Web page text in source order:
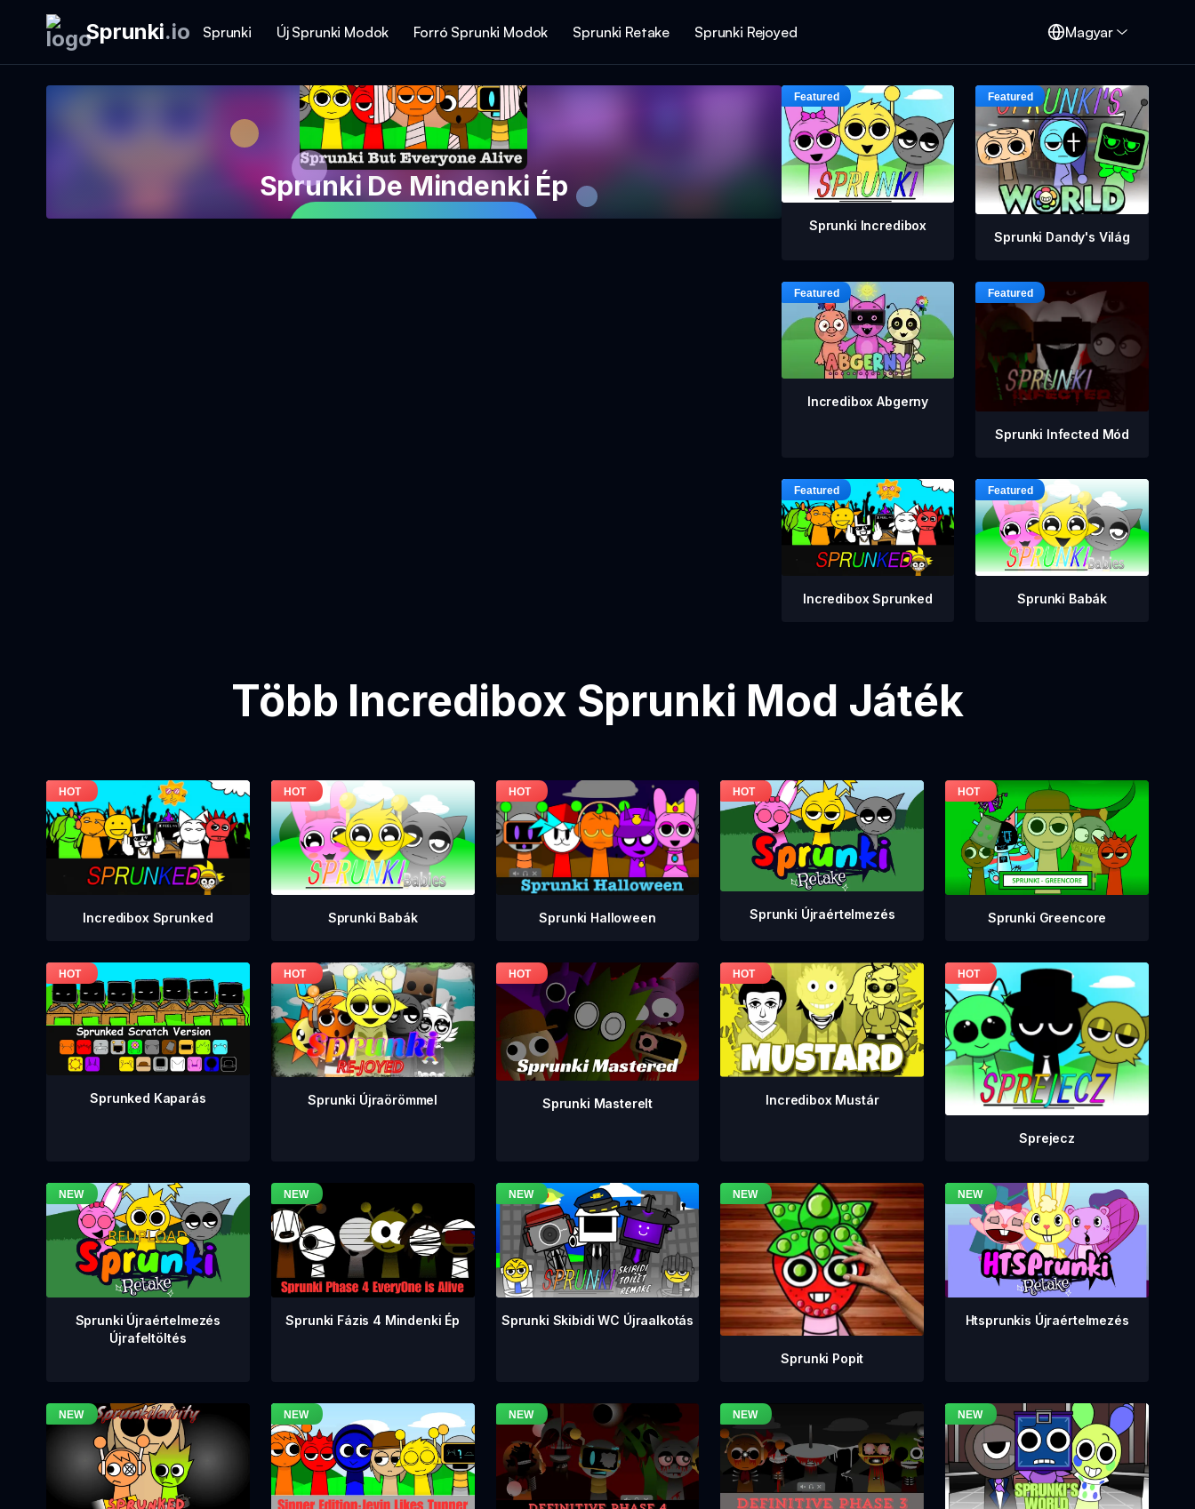
Sprunki.io Sprunki Új Sprunki Modok Forró Sprunki Modok Sprunki Retake Sprunki Rejoyed Magyar
Sprunki De Mindenki Ép
Sprunki Incredibox
Sprunki Dandy's Világ
Incredibox Abgerny
Sprunki Infected Mód
Incredibox Sprunked Sprunki Babák
Több Incredibox Sprunki Mod Játék
Incredibox Sprunked Sprunki Babák Sprunki Halloween Sprunki Újraértelmezés Sprunki Greencore
Sprunked Kaparás Sprunki Újraörömmel Sprunki Masterelt Incredibox Mustár
Sprejecz
Sprunki Újraértelmezés
Újrafeltöltés
Sprunki Fázis 4 Mindenki Ép Sprunki Skibidi WC Újraalkotás
Sprunki Popit
Htsprunkis Újraértelmezés